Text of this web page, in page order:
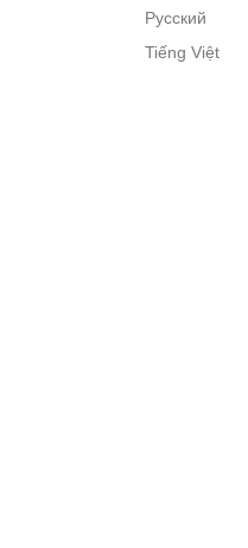
Русский
Tiếng Việt